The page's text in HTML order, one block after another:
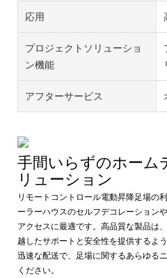
応用
プロジェクトソリューショ
ン機能
アフターサービス
手間いらずのホーム
リューション
リモートコントロール電動昇降足場の
ーラーハウスのセルフデコレーション
アクセスに最適です。高品質な製品は
越したサポートと安全性を提供するよ
迅速な配送で、足場に関するあらゆ
ください。